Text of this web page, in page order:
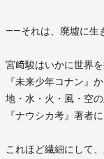
――それは、廃墟に生
宮﨑駿はいかに世界を
『未来少年コナン』
地・水・火・風・空
『ナウシカ考』著者
これほど繊細にして